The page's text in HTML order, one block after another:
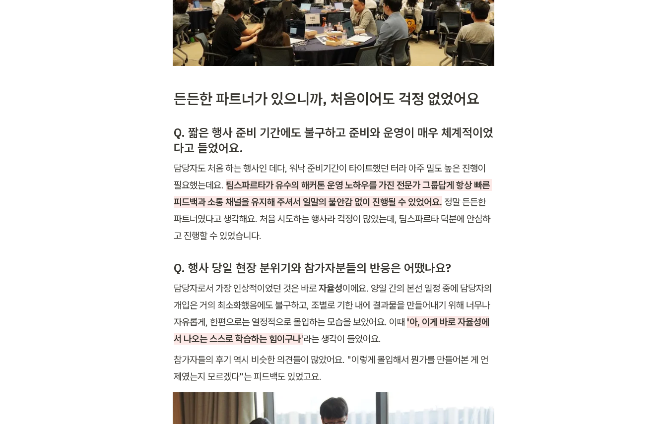
든든한 파트너가 있으니까, 처음이어도 걱정 없었어요
Q. 짧은 행사 준비 기간에도 불구하고 준비와 운영이 매우 체계적이었
다고 들었어요.
담당자도 처음 하는 행사인 데다, 워낙 준비기간이 타이트했던 터라 아주 밀도 높은 진행이
필요했는데요. 팀스파르타가 유수의 해커톤 운영 노하우를 가진 전문가 그룹답게 항상 빠른
피드백과 소통 채널을 유지해 주셔서 일말의 불안감 없이 진행될 수 있었어요. 정말 든든한
파트너였다고 생각해요. 처음 시도하는 행사라 걱정이 많았는데, 팀스파르타 덕분에 안심하
고 진행할 수 있었습니다.
Q. 행사 당일 현장 분위기와 참가자분들의 반응은 어땠나요?
담당자로서 가장 인상적이었던 것은 바로 자율성이에요. 양일 간의 본선 일정 중에 담당자의
개입은 거의 최소화했음에도 불구하고, 조별로 기한 내에 결과물을 만들어내기 위해 너무나
자유롭게, 한편으로는 열정적으로 몰입하는 모습을 보았어요. 이때 '아, 이게 바로 자율성에
서 나오는 스스로 학습하는 힘이구나'라는 생각이 들었어요.
참가자들의 후기 역시 비슷한 의견들이 많았어요. "이렇게 몰입해서 뭔가를 만들어본 게 언
제였는지 모르겠다"는 피드백도 있었고요.